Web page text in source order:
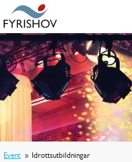
Event Idrottsutbildningar